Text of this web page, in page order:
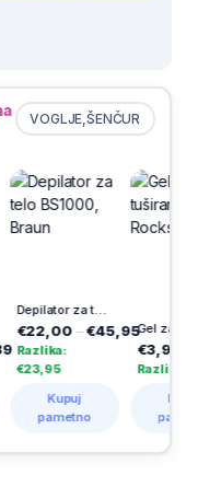
VOGLJE,ŠENČUR
Depilator za telo BS1000, Braun
€22,00 – €45,95
€23,95
Kupuj
pametno
€3,99 –
Razlika:
Kupuj
pametno